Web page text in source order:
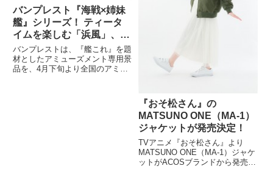
バンプレスト『海戦×姉妹
艦』シリーズ！ ティータ
イムを楽しむ「浜風」、
「谷風」、「磯風」、「浦
風」のフィギュアが登場
バンプレストは、『艦これ』を題
材としたアミューズメント専用景
品を、4月下旬より全国のアミュ
『おそ松さん』の
MATSUNO ONE（MA-1）
ジャケットが発売決定！
TVアニメ『おそ松さん』より
MATSUNO ONE（MA-1）ジャケ
ットがACOSブランドから発売決